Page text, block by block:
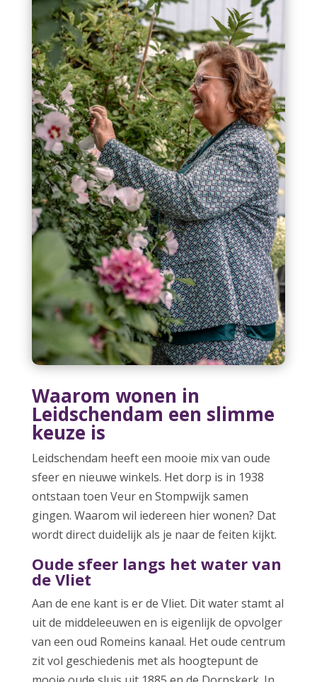
Waarom wonen in
Leidschendam een slimme
keuze is
Leidschendam heeft een mooie mix van oude
sfeer en nieuwe winkels. Het dorp is in 1938
ontstaan toen Veur en Stompwijk samen
gingen. Waarom wil iedereen hier wonen? Dat
wordt direct duidelijk als je naar de feiten kijkt.
Oude sfeer langs het water van
de Vliet
Aan de ene kant is er de Vliet. Dit water stamt al
uit de middeleeuwen en is eigenlijk de opvolger
van een oud Romeins kanaal. Het oude centrum
zit vol geschiedenis met als hoogtepunt de